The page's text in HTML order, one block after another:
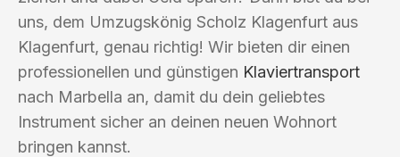
uns, dem Umzugskönig Scholz Klagenfurt aus
Klagenfurt, genau richtig! Wir bieten dir einen
professionellen und günstigen Klaviertransport
nach Marbella an, damit du dein geliebtes
Instrument sicher an deinen neuen Wohnort
bringen kannst.